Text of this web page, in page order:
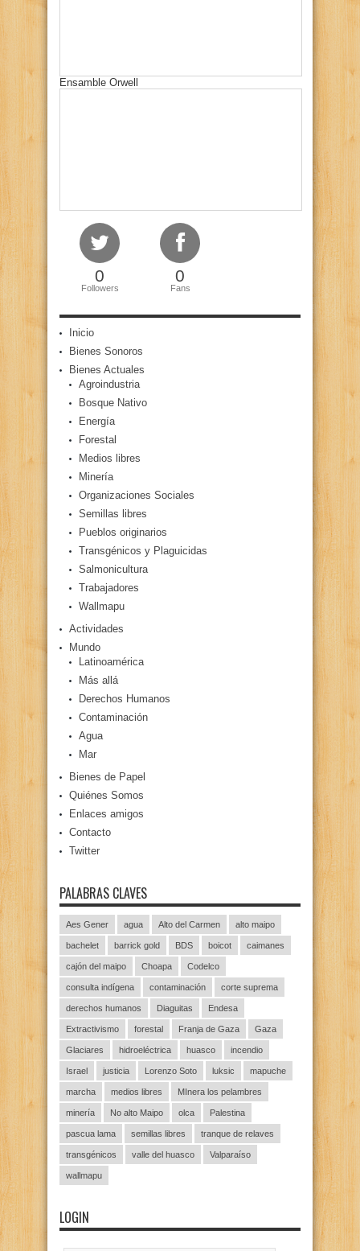
Ensamble Orwell
0
Followers
0
Fans
Inicio
Bienes Sonoros
Bienes Actuales
Agroindustria
Bosque Nativo
Energía
Forestal
Medios libres
Minería
Organizaciones Sociales
Semillas libres
Pueblos originarios
Transgénicos y Plaguicidas
Salmonicultura
Trabajadores
Wallmapu
Actividades
Mundo
Latinoamérica
Más allá
Derechos Humanos
Contaminación
Agua
Mar
Bienes de Papel
Quiénes Somos
Enlaces amigos
Contacto
Twitter
PALABRAS CLAVES
Aes Gener agua Alto del Carmen alto maipo
bachelet barrick gold BDS boicot caimanes
cajón del maipo Choapa Codelco
consulta indígena contaminación corte suprema
derechos humanos Diaguitas Endesa
Extractivismo forestal Franja de Gaza Gaza
Glaciares hidroeléctrica huasco incendio
Israel justicia Lorenzo Soto luksic mapuche
marcha medios libres MInera los pelambres
minería No alto Maipo olca Palestina
pascua lama semillas libres tranque de relaves
transgénicos valle del huasco Valparaíso
wallmapu
LOGIN